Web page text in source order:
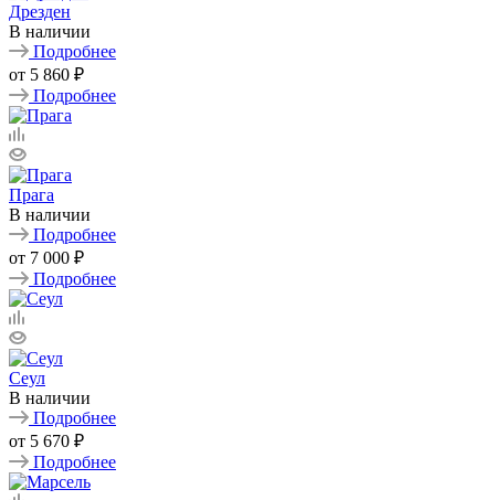
Дрезден
В наличии
Подробнее
от 5 860 ₽
Подробнее
Прага
В наличии
Подробнее
от 7 000 ₽
Подробнее
Сеул
В наличии
Подробнее
от 5 670 ₽
Подробнее